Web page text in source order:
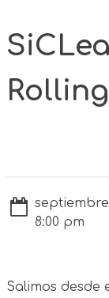
septiembre
8:00 pm
Salimos desde